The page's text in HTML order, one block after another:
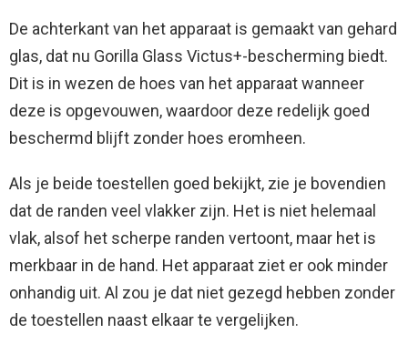
De achterkant van het apparaat is gemaakt van gehard
glas, dat nu Gorilla Glass Victus+-bescherming biedt.
Dit is in wezen de hoes van het apparaat wanneer
deze is opgevouwen, waardoor deze redelijk goed
beschermd blijft zonder hoes eromheen.
Als je beide toestellen goed bekijkt, zie je bovendien
dat de randen veel vlakker zijn. Het is niet helemaal
vlak, alsof het scherpe randen vertoont, maar het is
merkbaar in de hand. Het apparaat ziet er ook minder
onhandig uit. Al zou je dat niet gezegd hebben zonder
de toestellen naast elkaar te vergelijken.